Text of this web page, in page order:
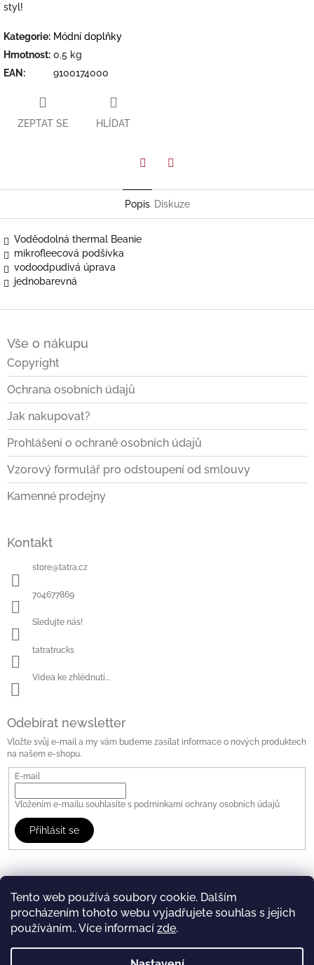
Tento web používá soubory cookie. Dalším
procházením tohoto webu vyjadřujete souhlas s jejich
používáním.. Více informací zde.
styl!
Kategorie: Módní doplňky
Hmotnost: 0.5 kg
EAN : 9100174000
ZEPTAT SE HLÍDAT
Popis Diskuze
Voděodolná thermal Beanie
mikrofleecová podšívka
vodoodpudivá úprava
jednobarevná
Vše o nákupu
Copyright
Ochrana osobních údajů
Jak nakupovat?
Prohlášení o ochraně osobních údajů
Vzorový formulář pro odstoupení od smlouvy
Kamenné prodejny
Kontakt
store@tatra.cz
704677869
Sledujte nás!
tatratrucks
Videa ke zhlédnutí...
Odebírat newsletter
Vložte svůj e-mail a my vám budeme zasílat informace o nových produktech
na našem e-shopu.
E-mail
Vložením e-mailu souhlasíte s podmínkami ochrany osobních údajů
Přihlásit se
WWW.TATRA.CZ FB: Tatra Trucks Store